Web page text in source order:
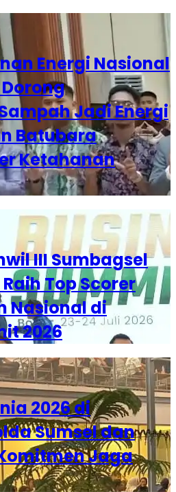
Energi Nasional
Jadi Energi
Batubara
Ketahanan
III Sumbagsel
Top Scorer
Nasional di
2026
2026 di
Sumsel dan
Jaga